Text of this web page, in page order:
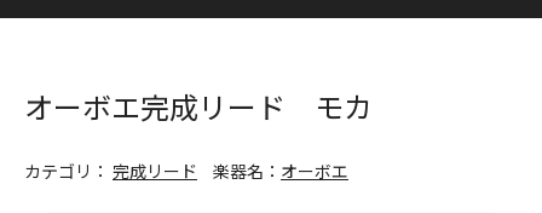
オーボエ完成リード モカ
カテゴリ： 完成リード 楽器名： オーボエ